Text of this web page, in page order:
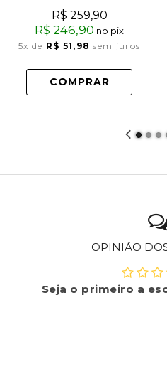
R$ 259,90
R$ 246,90 no pix
5x de R$ 51,98 sem juros
COMPRAR
OPINIÃO
Seja o primeiro a